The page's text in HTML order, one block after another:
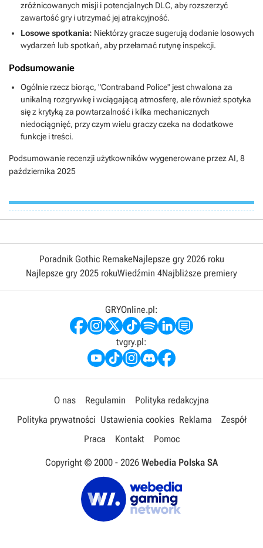
zróżnicowanych misji i potencjalnych DLC, aby rozszerzyć
zawartość gry i utrzymać jej atrakcyjność.
Losowe spotkania: Niektórzy gracze sugerują dodanie losowych
wydarzeń lub spotkań, aby przełamać rutynę inspekcji.
Podsumowanie
Ogólnie rzecz biorąc, "Contraband Police" jest chwalona za
unikalną rozgrywkę i wciągającą atmosferę, ale również spotyka
się z krytyką za powtarzalność i kilka mechanicznych
niedociągnięć, przy czym wielu graczy czeka na dodatkowe
funkcje i treści.
Podsumowanie recenzji użytkowników wygenerowane przez AI, 8
października 2025
Poradnik Gothic RemakeNajlepsze gry 2026 roku
Najlepsze gry 2025 rokuWiedźmin 4Najbliższe premiery
GRYOnline.pl:
tvgry.pl:
O nas Regulamin
Polityka redakcyjna
Polityka prywatności Ustawienia cookies Reklama
Zespół
Praca
Kontakt Pomoc
Copyright © 2000 - 2026 Webedia Polska SA